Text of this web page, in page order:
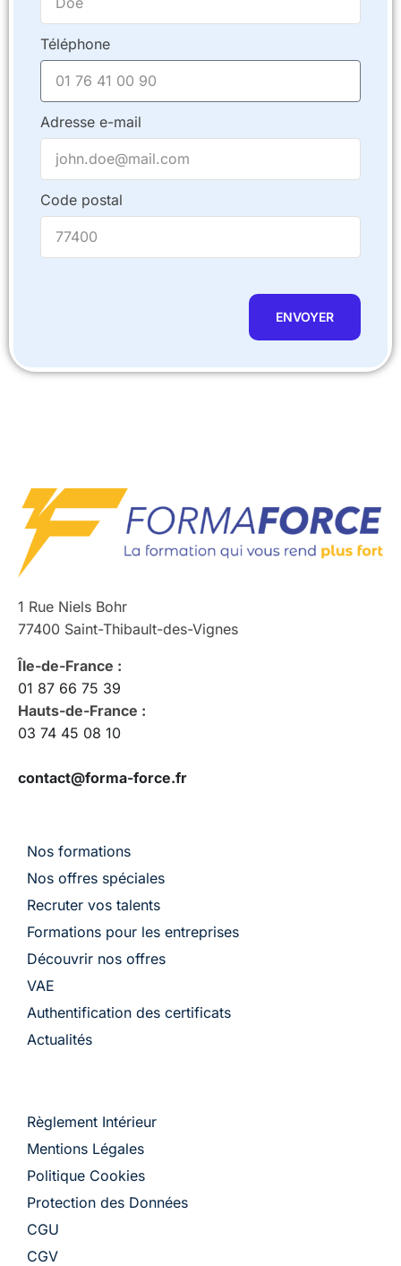
Téléphone
Adresse e-mail
Code postal
ENVOYER
1 Rue Niels Bohr
77400 Saint-Thibault-des-Vignes
Île-de-France :
01 87 66 75 39
Hauts-de-France :
03 74 45 08 10
contact@forma-force.fr
Nos formations
Nos offres spéciales
Recruter vos talents
Formations pour les entreprises
Découvrir nos offres
VAE
Authentification des certificats
Actualités
Règlement Intérieur
Mentions Légales
Politique Cookies
Protection des Données
CGU
CGV